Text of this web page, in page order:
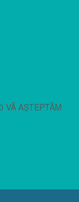
VĂ AȘTEPTĂM